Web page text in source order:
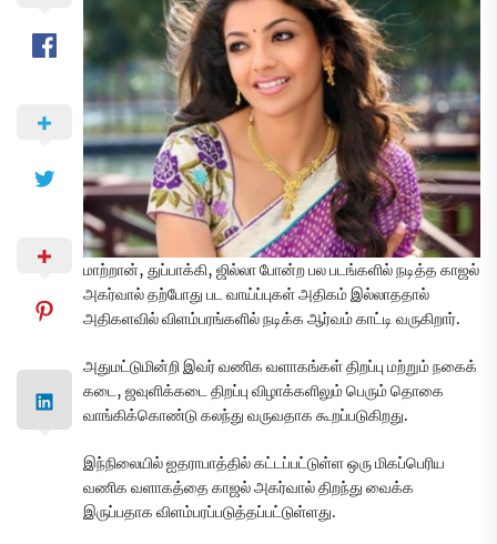
மாற்றான், துப்பாக்கி, ஜில்லா போன்ற பல படங்களில் நடித்த காஜல்
அகர்வால் தற்போது பட வாய்ப்புகள் அதிகம் இல்லாததால்
அதிகளவில் விளம்பரங்களில் நடிக்க ஆர்வம் காட்டி வருகிறார்.
அதுமட்டுமின்றி இவர் வணிக வளாகங்கள் திறப்பு மற்றும் நகைக்
கடை, ஜவுளிக்கடை திறப்பு விழாக்களிலும் பெரும் தொகை
வாங்கிக்கொண்டு கலந்து வருவதாக கூறப்படுகிறது.
இந்நிலையில் ஐதராபாத்தில் கட்டப்பட்டுள்ள ஒரு மிகப்பெரிய
வணிக வளாகத்தை காஜல் அகர்வால் திறந்து வைக்க
இருப்பதாக விளம்பரப்படுத்தப்பட்டுள்ளது.